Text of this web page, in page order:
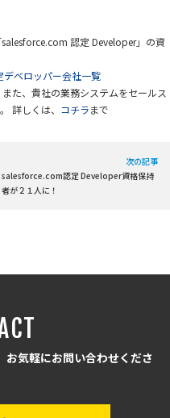
認定 Developer」の資
デベロッパー会社一覧
た、貴社の業務システムをセールス
詳しくは、 コチラまで
次の記事
salesforce.com認定 Developer資格保持
者が２１人に！
お気軽にお問い合わせくださ